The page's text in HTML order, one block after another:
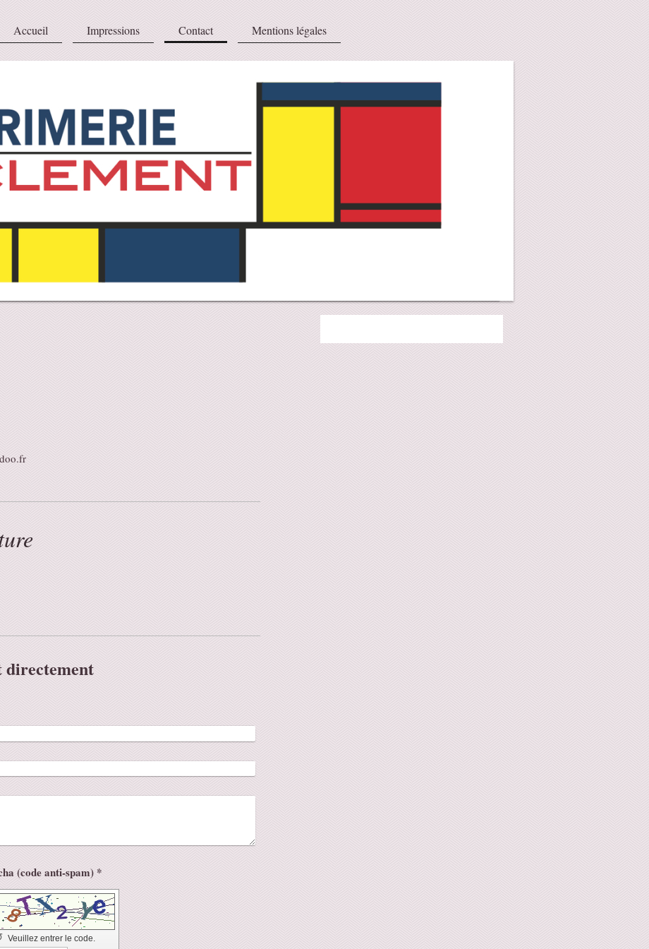
Accueil Impressions Contact Mentions légales
directement
Captcha (code anti-spam) *
Veuillez entrer le code.